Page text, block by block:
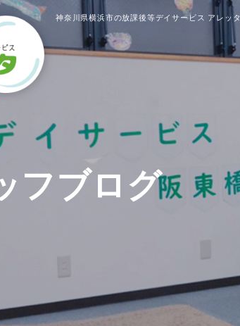
神奈川県横浜市の放課後等デイサービス アレッタ
フブログ